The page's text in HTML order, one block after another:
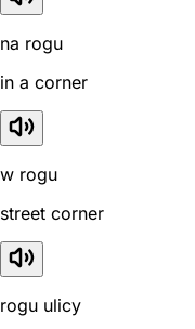
na rogu
in a corner
w rogu
street corner
rogu ulicy